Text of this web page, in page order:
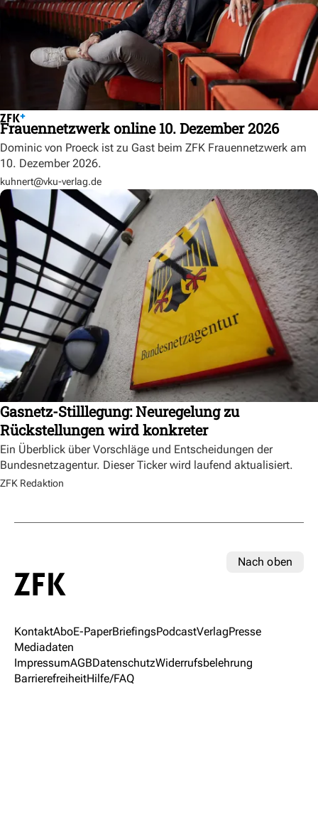
Frauennetzwerk online 10. Dezember 2026
Dominic von Proeck ist zu Gast beim ZFK Frauennetzwerk am
10. Dezember 2026.
kuhnert@vku-verlag.de
Gasnetz-Stilllegung: Neuregelung zu
Rückstellungen wird konkreter
Ein Überblick über Vorschläge und Entscheidungen der
Bundesnetzagentur. Dieser Ticker wird laufend aktualisiert.
ZFK Redaktion
Nach oben
KontaktAboE-PaperBriefingsPodcastVerlagPresse
Mediadaten
ImpressumAGBDatenschutzWiderrufsbelehrung
BarrierefreiheitHilfe/FAQ